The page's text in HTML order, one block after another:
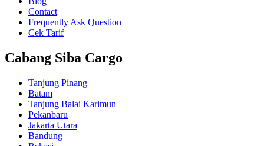
Contact
Frequently Ask Question
Cek Tarif
Cabang Siba Cargo
Tanjung Pinang
Batam
Tanjung Balai Karimun
Pekanbaru
Jakarta Utara
Bandung